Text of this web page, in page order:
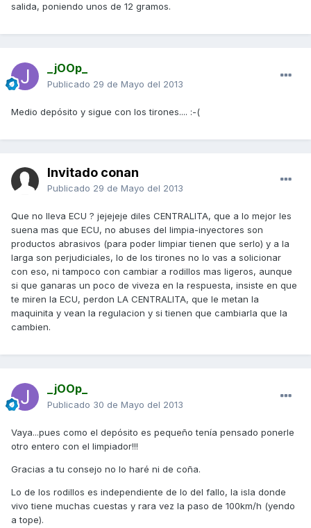
salida, poniendo unos de 12 gramos.
_jOOp_
Publicado 29 de Mayo del 2013
Medio depósito y sigue con los tirones.... :-(
Invitado conan
Publicado 29 de Mayo del 2013
Que no lleva ECU ? jejejeje diles CENTRALITA, que a lo mejor les
suena mas que ECU, no abuses del limpia-inyectores son
productos abrasivos (para poder limpiar tienen que serlo) y a la
larga son perjudiciales, lo de los tirones no lo vas a solicionar
con eso, ni tampoco con cambiar a rodillos mas ligeros, aunque
si que ganaras un poco de viveza en la respuesta, insiste en que
te miren la ECU, perdon LA CENTRALITA, que le metan la
maquinita y vean la regulacion y si tienen que cambiarla que la
cambien.
_jOOp_
Publicado 30 de Mayo del 2013
Vaya...pues como el depósito es pequeño tenía pensado ponerle
otro entero con el limpiador!!!
Gracias a tu consejo no lo haré ni de coña.
Lo de los rodillos es independiente de lo del fallo, la isla donde
vivo tiene muchas cuestas y rara vez la paso de 100km/h (yendo
a tope).